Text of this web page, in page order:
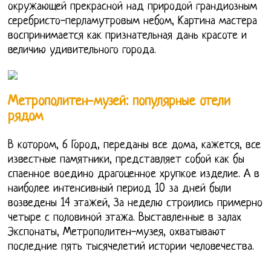
окружающей прекрасной над природой грандиозным
серебристо-перламутровым небом, Картина мастера
воспринимается как признательная дань красоте и
величию удивительного города.
Метрополитен-музей: популярные отели
рядом
В котором, 6 Город, переданы все дома, кажется, все
известные памятники, представляет собой как бы
спаенное воедино драгоценное хрупкое изделие. А в
наиболее интенсивный период 10 за дней были
возведены 14 этажей, За неделю строились примерно
четыре с половиной этажа. Выставленные в залах
Экспонаты, Метрополитен-музея, охватывают
последние пять тысячелетий истории человечества.